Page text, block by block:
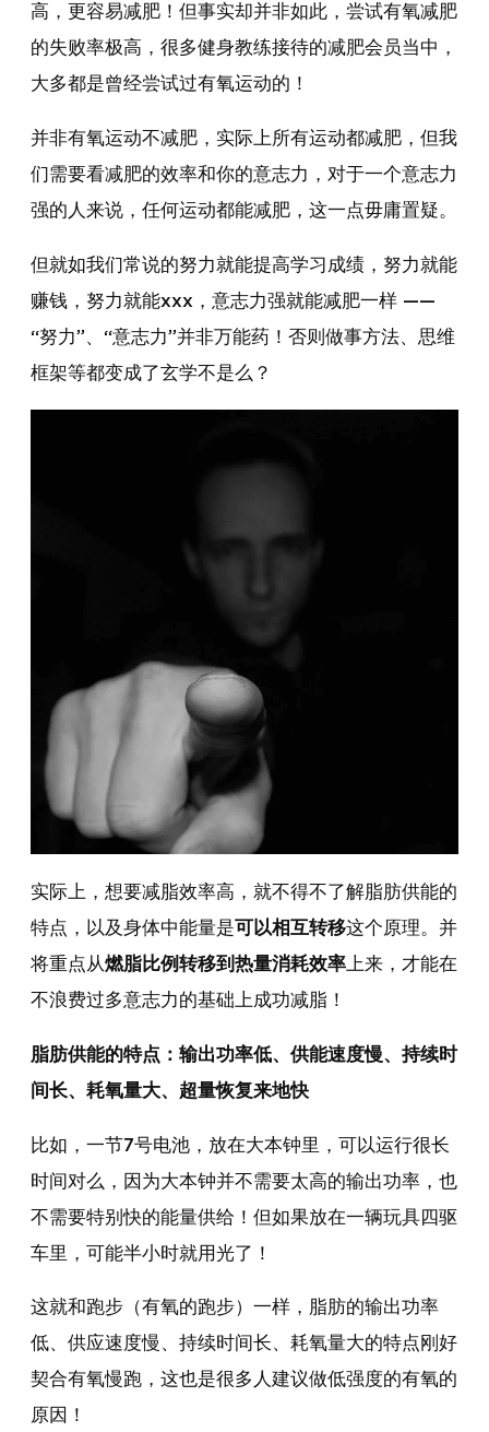
高，更容易减肥！但事实却并非如此，尝试有氧减肥
的失败率极高，很多健身教练接待的减肥会员当中，
大多都是曾经尝试过有氧运动的！
并非有氧运动不减肥，实际上所有运动都减肥，但我
们需要看减肥的效率和你的意志力，对于一个意志力
强的人来说，任何运动都能减肥，这一点毋庸置疑。
但就如我们常说的努力就能提高学习成绩，努力就能
赚钱，努力就能xxx，意志力强就能减肥一样 ——
“努力”、“意志力”并非万能药！否则做事方法、思维
框架等都变成了玄学不是么？
实际上，想要减脂效率高，就不得不了解脂肪供能的
特点，以及身体中能量是可以相互转移这个原理。并
将重点从燃脂比例转移到热量消耗效率 上来，才能在
不浪费过多意志力的基础上成功减脂！
脂肪供能的特点：输出功率低、供能速度慢、持续时
间长、耗氧量大、超量恢复来地快
比如，一节7号电池，放在大本钟里，可以运行很长
时间对么，因为大本钟并不需要太高的输出功率，也
不需要特别快的能量供给！但如果放在一辆玩具四驱
车里，可能半小时就用光了！
这就和跑步（有氧的跑步）一样，脂肪的输出功率
低、供应速度慢、持续时间长、耗氧量大的特点刚好
契合有氧慢跑，这也是很多人建议做低强度的有氧的
原因！